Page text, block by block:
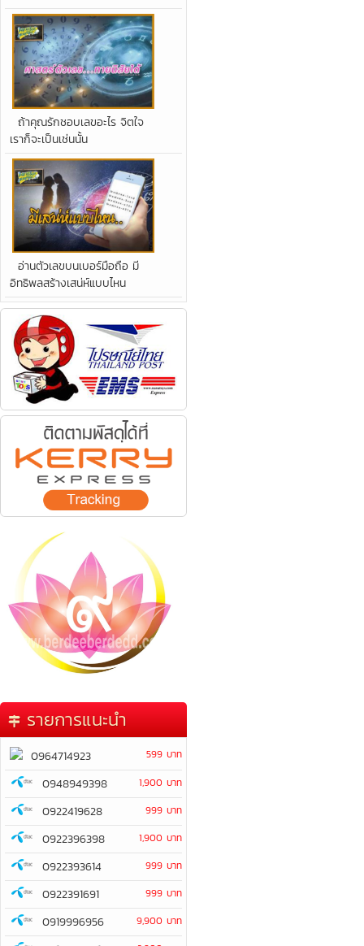
ถ้าคุณรักชอบเลขอะไร จิตใจ
เราก็จะเป็นเช่นนั้น
อ่านตัวเลขบนเบอร์มือถือ มี
อิทธิพลสร้างเสน่ห์แบบไหน
รายการแนะนำ
0964714923 599 บาท
0948949398 1,900 บาท
0922419628 999 บาท
0922396398 1,900 บาท
0922393614 999 บาท
0922391691 999 บาท
0919996956 9,900 บาท